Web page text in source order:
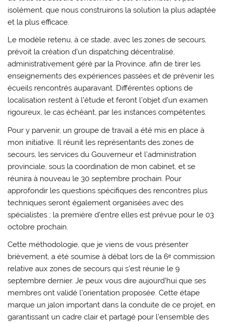
isolément, que nous construirons la solution la plus adaptée
et la plus efficace.
Le modèle retenu, à ce stade, avec les zones de secours,
prévoit la création d’un dispatching décentralisé,
administrativement géré par la Province, afin de tirer les
enseignements des expériences passées et de prévenir les
écueils rencontrés auparavant. Différentes options de
localisation restent à l’étude et feront l’objet d’un examen
rigoureux, le cas échéant, par les instances compétentes.
Pour y parvenir, un groupe de travail a été mis en place à
mon initiative. Il réunit les représentants des zones de
secours, les services du Gouverneur et l’administration
provinciale, sous la coordination de mon cabinet, et se
réunira à nouveau le 30 septembre prochain. Pour
approfondir les questions spécifiques des rencontres plus
techniques seront également organisées avec des
spécialistes ; la première d’entre elles est prévue pour le 03
octobre prochain.
Cette méthodologie, que je viens de vous présenter
brièvement, a été soumise à débat lors de la 6ᵉ commission
relative aux zones de secours qui s’est réunie le 9
septembre dernier. Je peux vous dire aujourd’hui que ses
membres ont validé l’orientation proposée. Cette étape
marque un jalon important dans la conduite de ce projet, en
garantissant un cadre clair et partagé pour l’ensemble des